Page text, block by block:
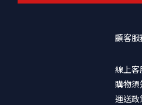
顧客服
線上客
購物須
運送政